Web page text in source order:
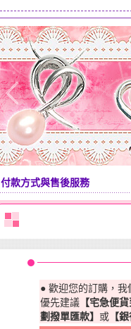
付款方式與售後服務
● 歡迎您的訂購，
優先建議 【宅急便
劃撥單匯款】 或 【